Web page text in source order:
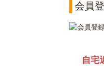
会員
自宅